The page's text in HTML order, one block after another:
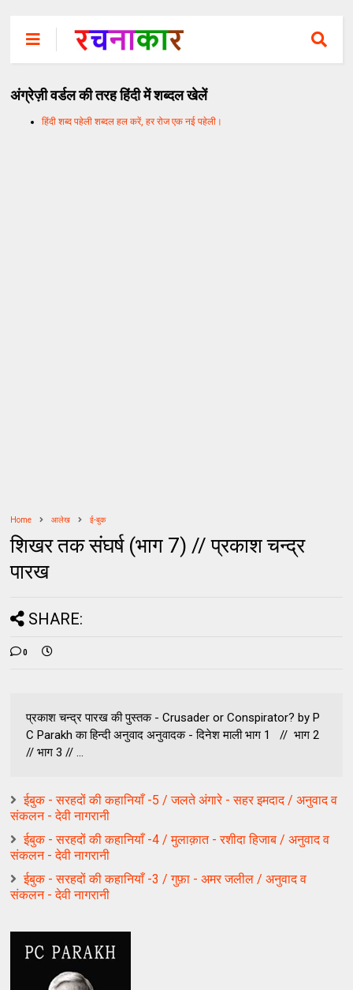
अंग्रेज़ी वर्डल की तरह हिंदी में शब्दल खेलें
हिंदी शब्द पहेली शब्दल हल करें, हर रोज एक नई पहेली।
Home आलेख ई-बुक
शिखर तक संघर्ष (भाग 7) // प्रकाश चन्द्र
पारख
SHARE:
0
प्रकाश चन्द्र पारख की पुस्तक - Crusader or Conspirator? by P
C Parakh का हिन्दी अनुवाद अनुवादक - दिनेश माली भाग 1 // भाग 2
// भाग 3 // ...
ईबुक - सरहदों की कहानियाँ -5 / जलते अंगारे - सहर इमदाद / अनुवाद व
संकलन - देवी नागरानी
ईबुक - सरहदों की कहानियाँ -4 / मुलाक़ात - रशीदा हिजाब / अनुवाद व
संकलन - देवी नागरानी
ईबुक - सरहदों की कहानियाँ -3 / गुफ़ा - अमर जलील / अनुवाद व
संकलन - देवी नागरानी